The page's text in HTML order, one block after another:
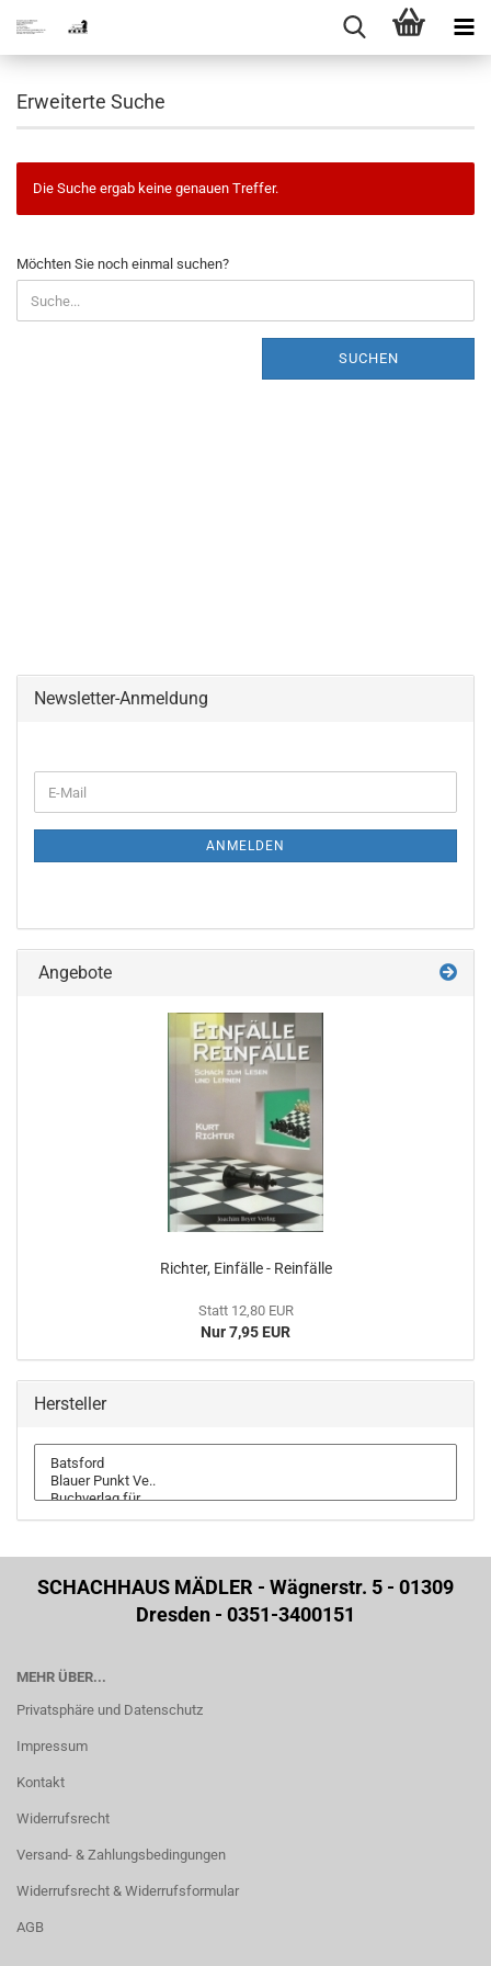
Erweiterte Suche
Die Suche ergab keine genauen Treffer.
MÖCHTEN
SIE
NOCH
EINMAL
Möchten Sie noch einmal suchen?
SUCHEN
Newsletter-Anmeldung
ZUR
E-
Mail
ANMELDEN
Angebote
Richter, Einfälle - Reinfälle
Statt 12,80 EUR
Nur 7,95 EUR
Hersteller
SCHACHHAUS MÄDLER - Wägnerstr. 5 - 01309
Dresden - 0351-3400151
MEHR ÜBER...
Privatsphäre und Datenschutz
Impressum
Kontakt
Widerrufsrecht
Versand- & Zahlungsbedingungen
Widerrufsrecht & Widerrufsformular
AGB